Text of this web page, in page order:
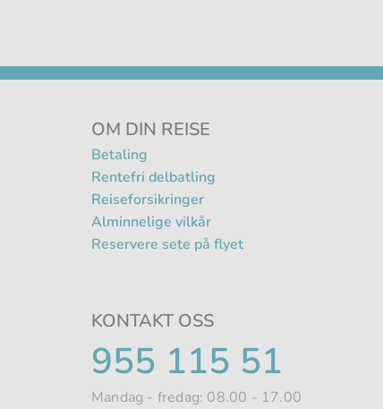
OM DIN REISE
Betaling
Rentefri delbatling
Reiseforsikringer
Alminnelige vilkår
Reservere sete på flyet
KONTAKT OSS
TELEFONNUMMER
955 115 51
Mandag - fredag: 08.00 - 17.00